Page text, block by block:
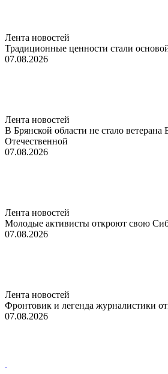
Лента новостей
Традиционные ценности стали
07.08.2026
Лента новостей
В Брянской области не стало ветерана
Отечественной
07.08.2026
Лента новостей
Молодые активисты откроют свою
07.08.2026
Лента новостей
Фронтовик и легенда журналистики
07.08.2026